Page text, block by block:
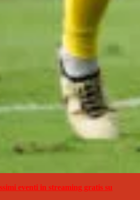
eventi in streaming gratis su